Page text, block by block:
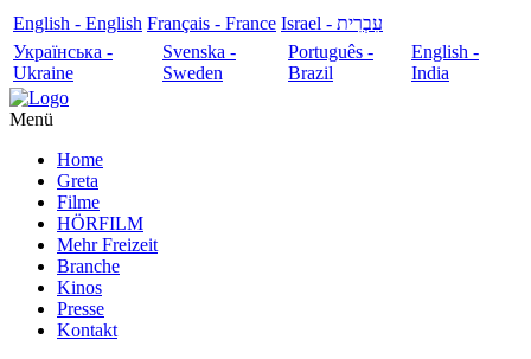
English - English Français - France
עִבְרִית - Israel
Українська -
Ukraine
Svenska -
Sweden
Português -
Brazil
English -
India
Menü
Home
Greta
Filme
HÖRFILM
Mehr Freizeit
Branche
Kinos
Presse
Kontakt